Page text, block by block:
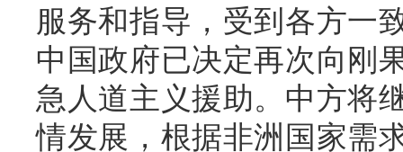
服务和指导，受到各方一
中国政府已决定再次向刚
急人道主义援助。中方将
情发展，根据非洲国家需